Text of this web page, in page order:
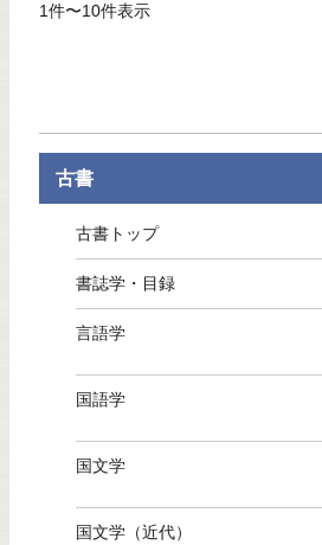
1件〜10件表示
古書
古書トップ
書誌学・目録
言語学
国語学
国文学
国文学（近代）